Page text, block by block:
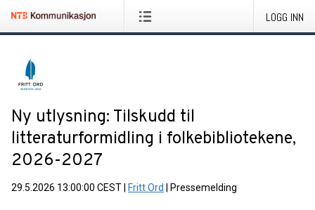
LOGG INN
Ny utlysning: Tilskudd til
litteraturformidling i folkebibliotekene,
2026-2027
29.5.2026 13:00:00 CEST Fritt Ord Pressemelding